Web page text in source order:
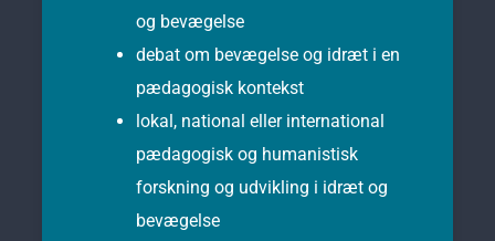
og bevægelse
debat om bevægelse og idræt i en
pædagogisk kontekst
lokal, national eller international
pædagogisk og humanistisk
forskning og udvikling i idræt og
bevægelse